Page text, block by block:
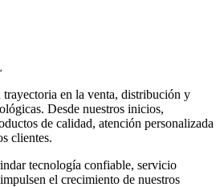
trayectoria en la venta, distribución y
Desde nuestros inicios,
de calidad, atención personalizada
clientes.
tecnología confiable, servicio
el crecimiento de nuestros